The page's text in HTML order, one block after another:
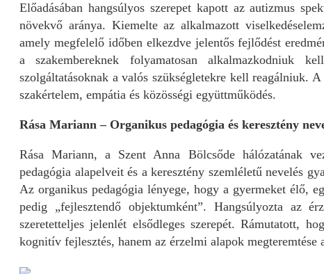
Előadásában hangsúlyos szerepet kapott az autizmus
növekvő aránya. Kiemelte az alkalmazott
amely megfelelő időben elkezdve jelentős fejlődést
a szakembereknek folyamatosan alkalmazkodniuk
szolgáltatásoknak a valós szükségletekre kell reagálniuk.
szakértelem, empátia és közösségi együttműködés.
Rása Mariann – Organikus pedagógia és keresztény
Rása Mariann, a Szent Anna Bölcsőde hálózatának
pedagógia alapelveit és a keresztény szemléletű nevelés
Az organikus pedagógia lényege, hogy a gyermeket élő,
pedig „fejlesztendő objektumként”. Hangsúlyozta az
szeretetteljes jelenlét elsődleges szerepét. Rámutatott,
kognitív fejlesztés, hanem az érzelmi alapok megteremtése